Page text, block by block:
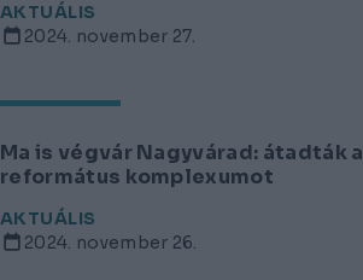
AKTUÁLIS
2024. november 27.
Ma is végvár Nagyvárad: átadták a
református komplexumot
AKTUÁLIS
2024. november 26.